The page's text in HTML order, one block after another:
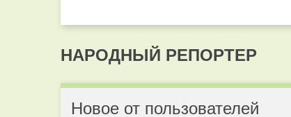
НАРОДНЫЙ РЕПОРТЕР
Новое от пользователей